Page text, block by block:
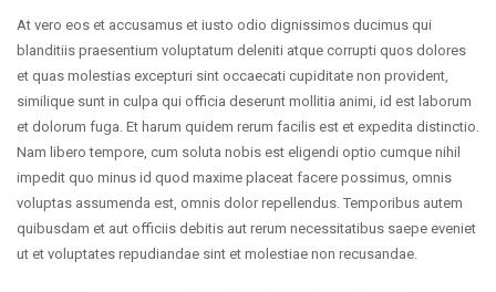
At vero eos et accusamus et iusto odio dignissimos ducimus qui
blanditiis praesentium voluptatum deleniti atque corrupti quos dolores
et quas molestias excepturi sint occaecati cupiditate non provident,
similique sunt in culpa qui officia deserunt mollitia animi, id est laborum
et dolorum fuga. Et harum quidem rerum facilis est et expedita distinctio.
Nam libero tempore, cum soluta nobis est eligendi optio cumque nihil
impedit quo minus id quod maxime placeat facere possimus, omnis
voluptas assumenda est, omnis dolor repellendus. Temporibus autem
quibusdam et aut officiis debitis aut rerum necessitatibus saepe eveniet
ut et voluptates repudiandae sint et molestiae non recusandae.